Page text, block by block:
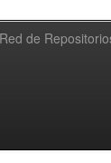
de